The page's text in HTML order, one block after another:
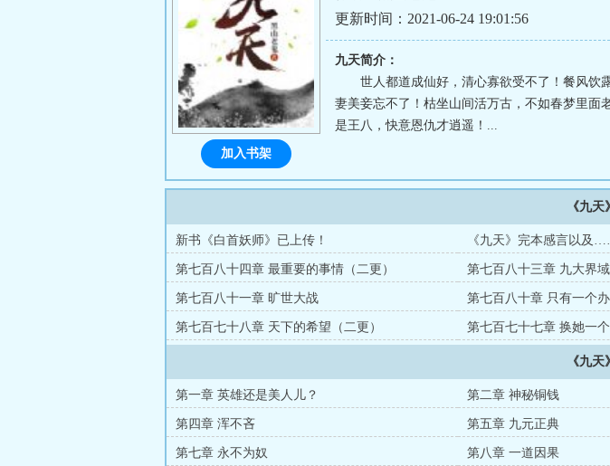
更新时间：2021-06-24 19:01:56
九天简介：
世人都道成仙好，清心寡欲受不了！餐风饮
妻美妾忘不了！枯坐山间活万古，不如春梦里面
是王八，快意恩仇才逍遥！...
加入书架
《九
新书《白首妖师》已上传！ 《九天》完本感言以及
第七百八十四章 最重要的事情（二更） 第七百八十三章 九大界域
第七百八十一章 旷世大战 第七百八十章 只有一个
第七百七十八章 天下的希望（二更） 第七百七十七章 换她一个
《九
第一章 英雄还是美人儿？ 第二章 神秘铜钱
第四章 浑不吝 第五章 九元正典
第七章 永不为奴 第八章 一道因果